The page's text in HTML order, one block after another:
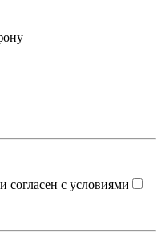
и согласен с условиями